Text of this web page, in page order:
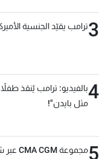
3ترامب يقيّد الجنسية
4بالفيديو: ترامب يُنقذ
مثل بايدن"!
5